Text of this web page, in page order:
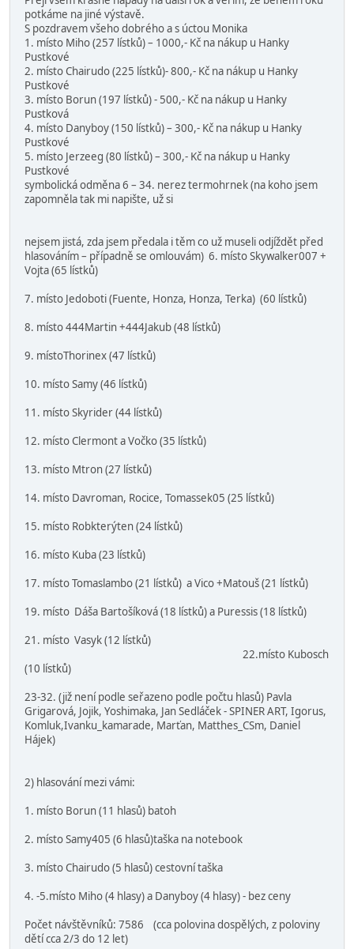
potkáme na jiné výstavě.
S pozdravem všeho dobrého a s úctou Monika
1. místo Miho (257 lístků) – 1000,- Kč na nákup u Hanky
Pustkové
2. místo Chairudo (225 lístků)- 800,- Kč na nákup u Hanky
Pustkové
3. místo Borun (197 lístků) - 500,- Kč na nákup u Hanky
Pustková
4. místo Danyboy (150 lístků) – 300,- Kč na nákup u Hanky
Pustkové
5. místo Jerzeeg (80 lístků) – 300,- Kč na nákup u Hanky
Pustkové
symbolická odměna 6 – 34. nerez termohrnek (na koho jsem
zapomněla tak mi napište, už si
nejsem jistá, zda jsem předala i těm co už museli odjíždět před
hlasováním – případně se omlouvám) 6. místo Skywalker007 +
Vojta (65 lístků)
7. místo Jedoboti (Fuente, Honza, Honza, Terka) (60 lístků)
8. místo 444Martin +444Jakub (48 lístků)
9. místoThorinex (47 lístků)
10. místo Samy (46 lístků)
11. místo Skyrider (44 lístků)
12. místo Clermont a Vočko (35 lístků)
13. místo Mtron (27 lístků)
14. místo Davroman, Rocice, Tomassek05 (25 lístků)
15. místo Robkterýten (24 lístků)
16. místo Kuba (23 lístků)
17. místo Tomaslambo (21 lístků) a Vico +Matouš (21 lístků)
19. místo Dáša Bartošíková (18 lístků) a Puressis (18 lístků)
21. místo Vasyk (12 lístků)
22.místo Kubosch
(10 lístků)
23-32. (již není podle seřazeno podle počtu hlasů) Pavla
Grigarová, Jojik, Yoshimaka, Jan Sedláček - SPINER ART, Igorus,
Komluk,Ivanku_kamarade, Marťan, Matthes_CSm, Daniel
Hájek)
2) hlasování mezi vámi:
1. místo Borun (11 hlasů) batoh
2. místo Samy405 (6 hlasů)taška na notebook
3. místo Chairudo (5 hlasů) cestovní taška
4. -5.místo Miho (4 hlasy) a Danyboy (4 hlasy) - bez ceny
Počet návštěvníků: 7586 (cca polovina dospělých, z poloviny
dětí cca 2/3 do 12 let)